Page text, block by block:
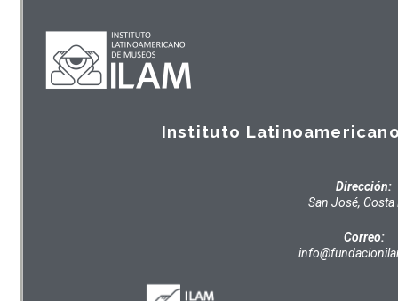
Instituto
Dirección:
San José, Costa
Correo: